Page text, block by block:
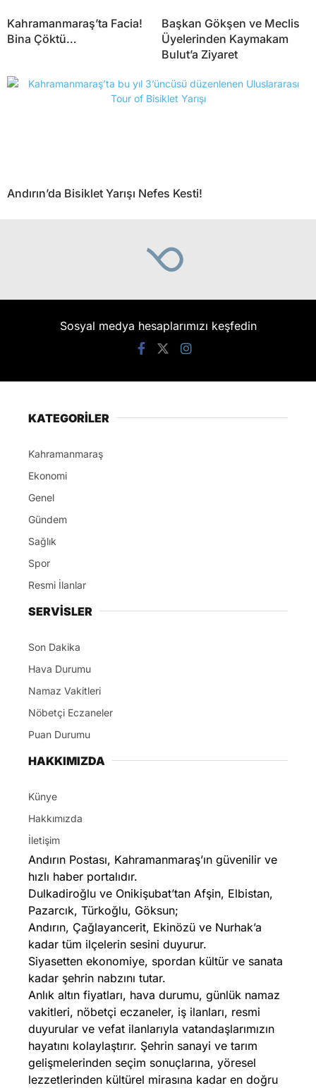
Kahramanmaraş’ta Facia!
Bina Çöktü…
Başkan Gökşen ve Meclis
Üyelerinden Kaymakam
Bulut’a Ziyaret
Andırın’da Bisiklet Yarışı Nefes Kesti!
Sosyal medya hesaplarımızı keşfedin
KATEGORİLER
Kahramanmaraş
Ekonomi
Genel
Gündem
Sağlık
Spor
Resmi İlanlar
SERVİSLER
Son Dakika
Hava Durumu
Namaz Vakitleri
Nöbetçi Eczaneler
Puan Durumu
HAKKIMIZDA
Künye
Hakkımızda
İletişim
Andırın Postası, Kahramanmaraş’ın güvenilir ve
hızlı haber portalıdır.
Dulkadiroğlu ve Onikişubat’tan Afşin, Elbistan,
Pazarcık, Türkoğlu, Göksun;
Andırın, Çağlayancerit, Ekinözü ve Nurhak’a
kadar tüm ilçelerin sesini duyurur.
Siyasetten ekonomiye, spordan kültür ve sanata
kadar şehrin nabzını tutar.
Anlık altın fiyatları, hava durumu, günlük namaz
vakitleri, nöbetçi eczaneler, iş ilanları, resmi
duyurular ve vefat ilanlarıyla vatandaşlarımızın
hayatını kolaylaştırır. Şehrin sanayi ve tarım
gelişmelerinden seçim sonuçlarına, yöresel
lezzetlerinden kültürel mirasına kadar en doğru